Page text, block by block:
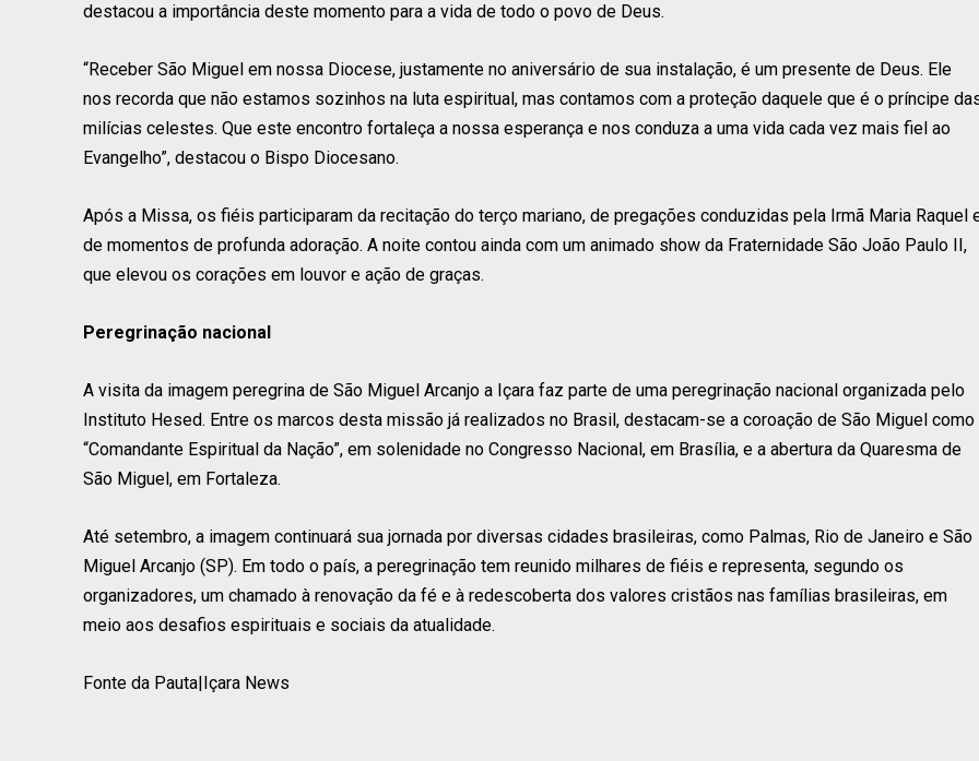
destacou a importância deste momento para a vida de todo o povo de Deus.
“Receber São Miguel em nossa Diocese, justamente no aniversário de sua instalação, é um presente de Deus. Ele
nos recorda que não estamos sozinhos na luta espiritual, mas contamos com a proteção daquele que é o príncipe
milícias celestes. Que este encontro fortaleça a nossa esperança e nos conduza a uma vida cada vez mais fiel ao
Evangelho”, destacou o Bispo Diocesano.
Após a Missa, os fiéis participaram da recitação do terço mariano, de pregações conduzidas pela Irmã Maria Raquel
de momentos de profunda adoração. A noite contou ainda com um animado show da Fraternidade São João Paulo II,
que elevou os corações em louvor e ação de graças.
Peregrinação nacional
A visita da imagem peregrina de São Miguel Arcanjo a Içara faz parte de uma peregrinação nacional organizada pelo
Instituto Hesed. Entre os marcos desta missão já realizados no Brasil, destacam-se a coroação de São Miguel como
“Comandante Espiritual da Nação”, em solenidade no Congresso Nacional, em Brasília, e a abertura da Quaresma de
São Miguel, em Fortaleza.
Até setembro, a imagem continuará sua jornada por diversas cidades brasileiras, como Palmas, Rio de Janeiro e São
Miguel Arcanjo (SP). Em todo o país, a peregrinação tem reunido milhares de fiéis e representa, segundo os
organizadores, um chamado à renovação da fé e à redescoberta dos valores cristãos nas famílias brasileiras, em
meio aos desafios espirituais e sociais da atualidade.
Fonte da Pauta|Içara News